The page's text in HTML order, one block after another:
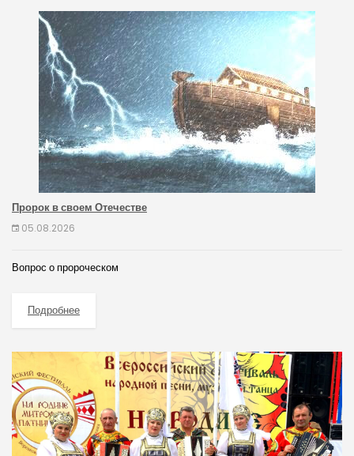
Пророк в своем Отечестве
05.08.2026
Вопрос о пророческом
Подробнее